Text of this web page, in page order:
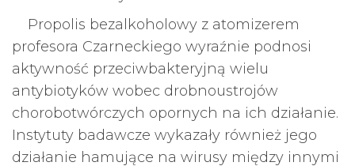
Propolis bezalkoholowy z atomizerem
profesora Czarneckiego wyraźnie podnosi
aktywność przeciwbakteryjną wielu
antybiotyków wobec drobnoustrojów
chorobotwórczych opornych na ich działanie.
Instytuty badawcze wykazały również jego
działanie hamujące na wirusy między innymi